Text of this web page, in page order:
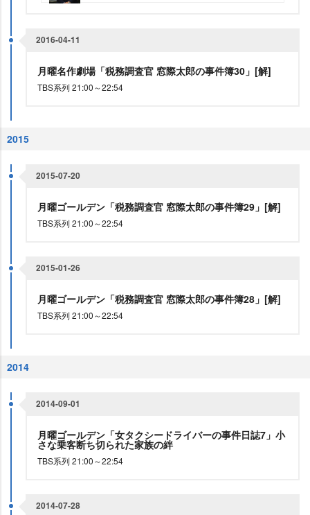
2016-04-11
月曜名作劇場「税務調査官 窓際太郎の事件簿30」[解]
TBS系列 21:00～22:54
2015
2015-07-20
月曜ゴールデン「税務調査官 窓際太郎の事件簿29」[解]
TBS系列 21:00～22:54
2015-01-26
月曜ゴールデン「税務調査官 窓際太郎の事件簿28」[解]
TBS系列 21:00～22:54
2014
2014-09-01
月曜ゴールデン「女タクシードライバーの事件日誌7」小
さな乗客断ち切られた家族の絆
TBS系列 21:00～22:54
2014-07-28